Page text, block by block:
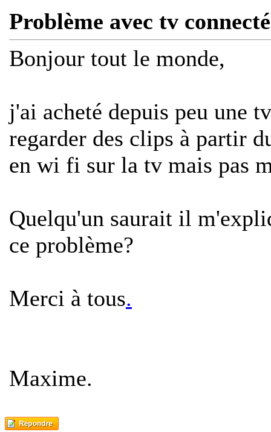
Problème avec tv
Bonjour tout le monde,
j'ai acheté depuis peu une
regarder des clips à partir
en wi fi sur la tv mais pas
Quelqu'un saurait il
ce problème?
Merci à tous.
Maxime.